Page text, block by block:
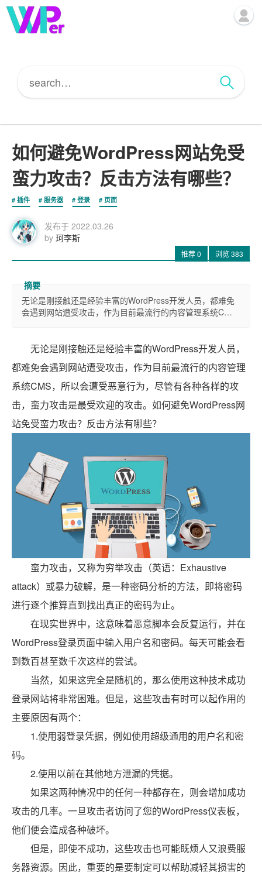
如何避免WordPress网站免受
蛮力攻击？反击方法有哪些？
插件 服务器 登录 页面
发布于 2022.03.26
by 珂李斯
推荐0 浏览383
无论是刚接触还是经验丰富的WordPress开发人员，都难免
会遇到网站遭受攻击，作为目前最流行的内容管理系统C…
无论是刚接触还是经验丰富的WordPress开发人员，
都难免会遇到网站遭受攻击，作为目前最流行的内容管理
系统CMS，所以会遭受恶意行为，尽管有各种各样的攻
击，蛮力攻击是最受欢迎的攻击。如何避免WordPress网
站免受蛮力攻击？反击方法有哪些？
蛮力攻击，又称为穷举攻击（英语：Exhaustive
attack）或暴力破解，是一种密码分析的方法，即将密码
进行逐个推算直到找出真正的密码为止。
在现实世界中，这意味着恶意脚本会反复运行，并在
WordPress登录页面中输入用户名和密码。每天可能会看
到数百甚至数千次这样的尝试。
当然，如果这完全是随机的，那么使用这种技术成功
登录网站将非常困难。但是，这些攻击有时可以起作用的
主要原因有两个：
1.使用弱登录凭据，例如使用超级通用的用户名和密
码。
2.使用以前在其他地方泄漏的凭据。
如果这两种情况中的任何一种都存在，则会增加成功
攻击的几率。一旦攻击者访问了您的WordPress仪表板，
他们便会造成各种破坏。
但是，即使不成功，这些攻击也可能既烦人又浪费服
务器资源。因此，重要的是要制定可以帮助减轻其损害的